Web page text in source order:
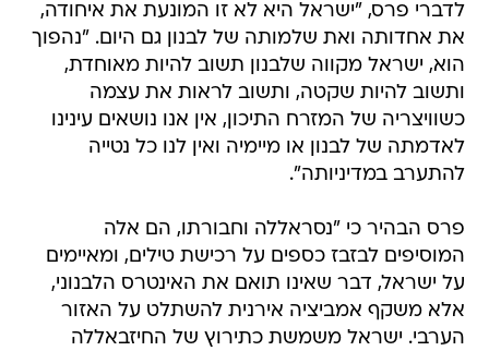
לדברי פרס, "ישראל היא לא זו המונעת את איחודה,
את אחדותה ואת שלמותה של לבנון גם היום. "נהפוך
הוא, ישראל מקווה שלבנון תשוב להיות מאוחדת,
ותשוב להיות שקטה, ותשוב לראות את עצמה
כשוויצריה של המזרח התיכון, אין אנו נושאים עינינו
לאדמתה של לבנון או מיימיה ואין לנו כל נטייה
להתערב במדיניותה".
פרס הבהיר כי "נסראללה וחבורתו, הם אלה
המוסיפים לבזבז כספים על רכישת טילים, ומאיימים
על ישראל, דבר שאינו תואם את האינטרס הלבנוני,
אלא משקף אמביציה אירנית להשתלט על האזור
הערבי. ישראל משמשת כתירוץ של החיזבאללה